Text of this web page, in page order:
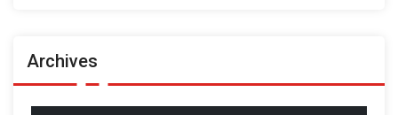
Archives